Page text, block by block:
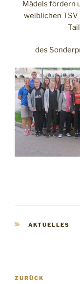
Mädels fördern
weiblichen
des
KATEGORIEN
AKTUELLES
Vorheriger
ZURÜCK